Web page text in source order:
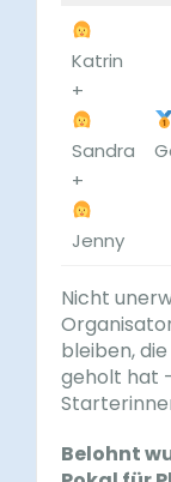
Katrin
+
Sandra
+
Jenny
Nicht
bleiben,
geholt hat
Belohnt